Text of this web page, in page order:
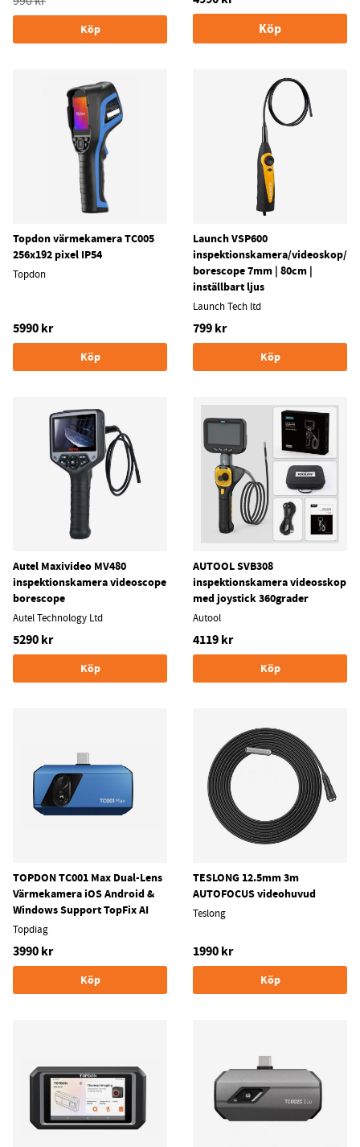
Köp
Köp
Topdon värmekamera TC005
256x192 pixel IP54
Topdon
5990 kr
Köp
Launch VSP600
inspektionskamera/videoskop/
borescope 7mm | 80cm |
inställbart ljus
Launch Tech ltd
799 kr
Köp
Autel Maxivideo MV480
inspektionskamera videoscope
borescope
Autel Technology Ltd
5290 kr
Köp
AUTOOL SVB308
inspektionskamera videosskop
med joystick 360grader
Autool
4119 kr
Köp
TOPDON TC001 Max Dual-Lens
Värmekamera iOS Android &
Windows Support TopFix AI
Topdiag
3990 kr
Köp
TESLONG 12.5mm 3m
AUTOFOCUS videohuvud
Teslong
1990 kr
Köp